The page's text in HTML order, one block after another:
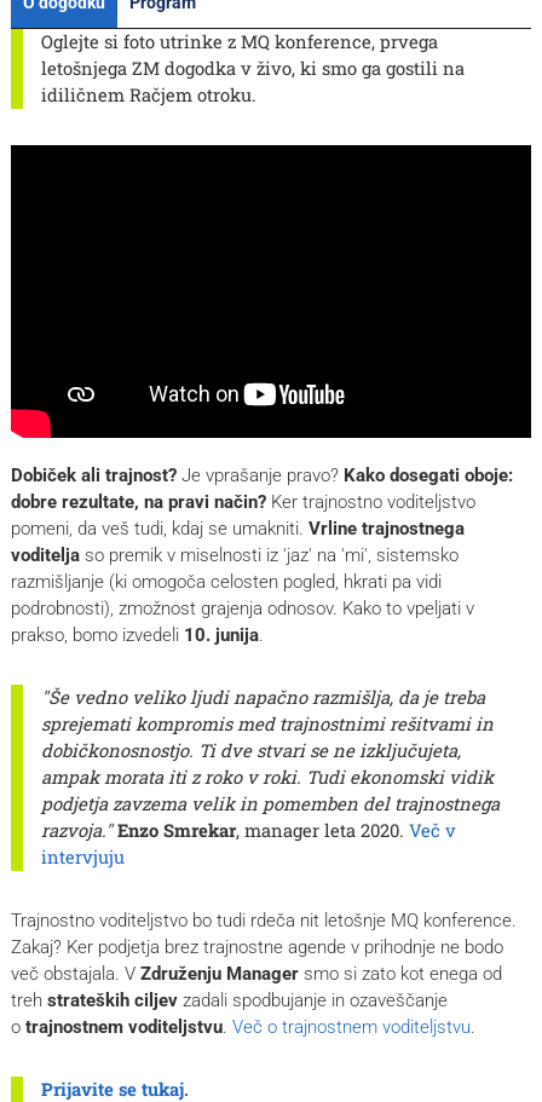
Oglejte si foto utrinke z MQ konference, prvega
letošnjega ZM dogodka v živo, ki smo ga gostili na
idiličnem Račjem otroku.
Dobiček ali trajnost?Je vprašanje pravo? Kako dosegati oboje:
dobre rezultate, na pravi način?Ker trajnostno voditeljstvo
pomeni, da veš tudi, kdaj se umakniti. Vrline trajnostnega
voditeljaso premik v miselnosti iz 'jaz' na 'mi', sistemsko
razmišljanje (ki omogoča celosten pogled, hkrati pa vidi
podrobnosti), zmožnost grajenja odnosov. Kako to vpeljati v
prakso, bomo izvedeli 10. junija.
"Še vedno veliko ljudi napačno razmišlja, da je treba
sprejemati kompromis med trajnostnimi rešitvami in
dobičkonosnostjo. Ti dve stvari se ne izključujeta,
ampak morata iti z roko v roki. Tudi ekonomski vidik
podjetja zavzema velik in pomemben del trajnostnega
razvoja." Enzo Smrekar, manager leta 2020. Več v
intervjuju
Trajnostno voditeljstvo bo tudi rdeča nit letošnje MQ konference.
Zakaj? Ker podjetja brez trajnostne agende v prihodnje ne bodo
več obstajala. V Združenju Managersmo si zato kot enega od
treh strateških ciljevzadali spodbujanje in ozaveščanje
o trajnostnem voditeljstvu. Več o trajnostnem voditeljstvu.
Prijavite se tukaj.